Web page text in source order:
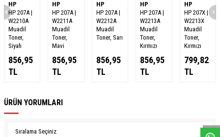
HP
HP 207A |
W2210A
Muadil
Toner,
Siyah
856,95
TL
HP
HP 207A |
W2211A
Muadil
Toner,
Mavi
856,95
TL
HP
HP 207A |
W2212A
Muadil
Toner, Sarı
856,95
TL
HP
HP 207A |
W2213A
Muadil
Toner,
Kırmızı
856,95
TL
HP
HP 207X |
W2213X
Muadil
Toner,
Kırmızı
799,82
TL
ÜRÜN YORUMLARI